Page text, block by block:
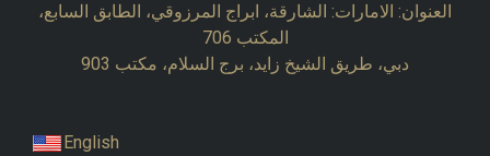
العنوان: الامارات: الشارقة، ابراج المرزوقي، الطابق السابع،
المكتب 706
دبي، طريق الشيخ زايد، برج السلام، مكتب 903
English